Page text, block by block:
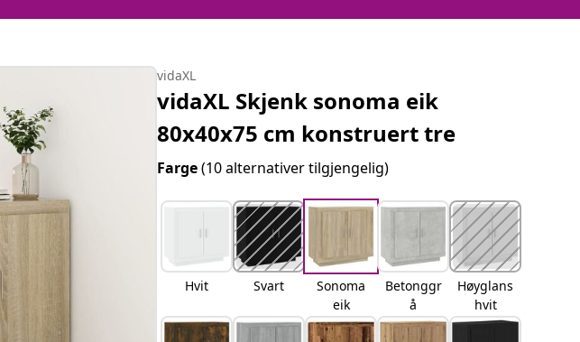
vidaXL
vidaXL Skjenk sonoma eik
80x40x75 cm konstruert tre
Farge(10 alternativer tilgjengelig)
Hvit Svart
Sonoma
eik
Betonggr
å
Høyglans
hvit